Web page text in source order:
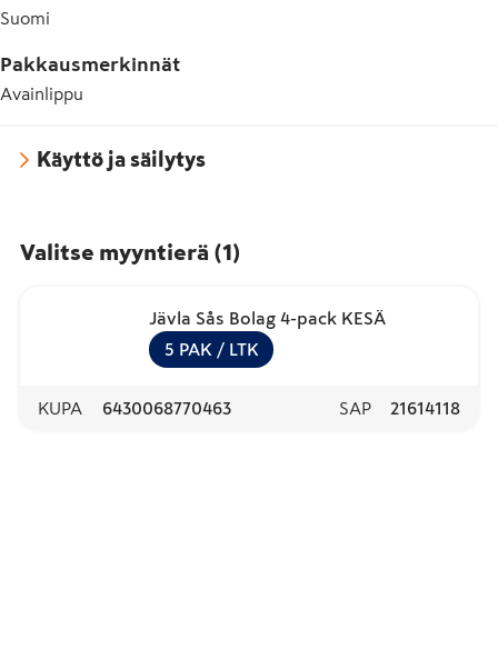
Suomi
Pakkausmerkinnät
Avainlippu
Käyttö ja säilytys
Valitse myyntierä (1)
Jävla Sås Bolag 4-pack KESÄ
5 PAK / LTK
KUPA 6430068770463 SAP 21614118